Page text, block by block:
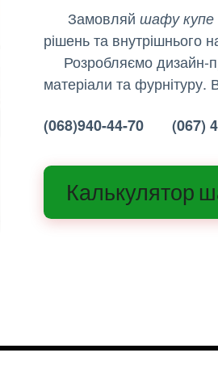
Замовляй шафу купе
рішень та внутрішнього
Розробляємо дизайн-
матеріали та фурнітуру.
(068)940-44-70 (067)
Калькулятор